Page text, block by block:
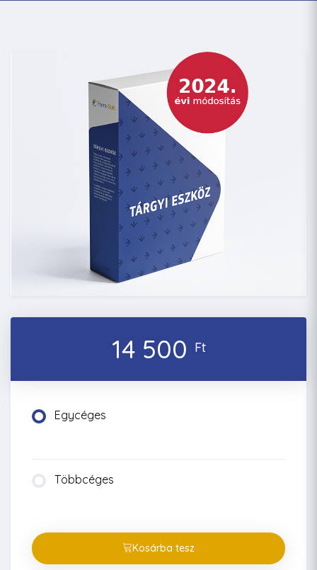
14 500 Ft
Egycéges
Többcéges
Kosárba tesz